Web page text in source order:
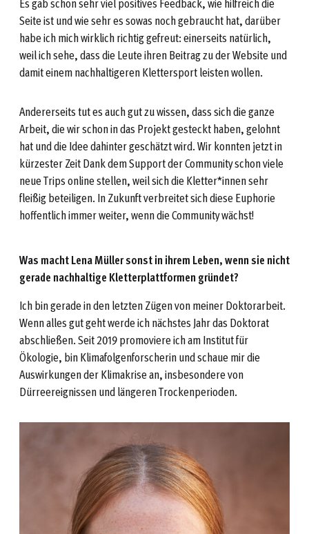
Seite ist und wie sehr es sowas noch gebraucht hat, darüber
habe ich mich wirklich richtig gefreut: einerseits natürlich,
weil ich sehe, dass die Leute ihren Beitrag zu der Website und
damit einem nachhaltigeren Klettersport leisten wollen.
Andererseits tut es auch gut zu wissen, dass sich die ganze
Arbeit, die wir schon in das Projekt gesteckt haben, gelohnt
hat und die Idee dahinter geschätzt wird. Wir konnten jetzt in
kürzester Zeit Dank dem Support der Community schon viele
neue Trips online stellen, weil sich die Kletter*innen sehr
fleißig beteiligen. In Zukunft verbreitet sich diese Euphorie
hoffentlich immer weiter, wenn die Community wächst!
Was macht Lena Müller sonst in ihrem Leben, wenn sie nicht
gerade nachhaltige Kletterplattformen gründet?
Ich bin gerade in den letzten Zügen von meiner Doktorarbeit.
Wenn alles gut geht werde ich nächstes Jahr das Doktorat
abschließen. Seit 2019 promoviere ich am Institut für
Ökologie, bin Klimafolgenforscherin und schaue mir die
Auswirkungen der Klimakrise an, insbesondere von
Dürreereignissen und längeren Trockenperioden.